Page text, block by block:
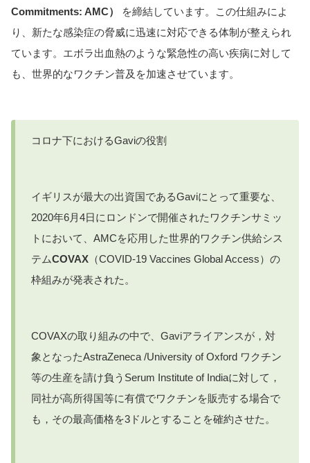
Commitments: AMC）
を締結しています。この仕組みによ
り、新たな感染症の脅威に迅速に対応できる体制が整えられ
ています。エボラ出血熱のような緊急性の高い疾病に対して
も、世界的なワクチン普及を加速させています。
コロナ下におけるGaviの役割
イギリスが最大の出資国であるGaviにとって重要な、
2020年6月4日にロンドンで開催されたワクチンサミッ
トにおいて、AMCを応用した世界的ワクチン供給シス
テムCOVAX（COVID-19 Vaccines Global Access）の
枠組みが発表された。
COVAXの取り組みの中で、Gaviアライアンスが，対
象となったAstraZeneca /University of Oxford ワクチン
等の生産を請け負うSerum Institute of Indiaに対して，
同社が高所得国等に有償でワクチンを販売する場合で
も，その最高価格を3ドルとすることを確約させた。